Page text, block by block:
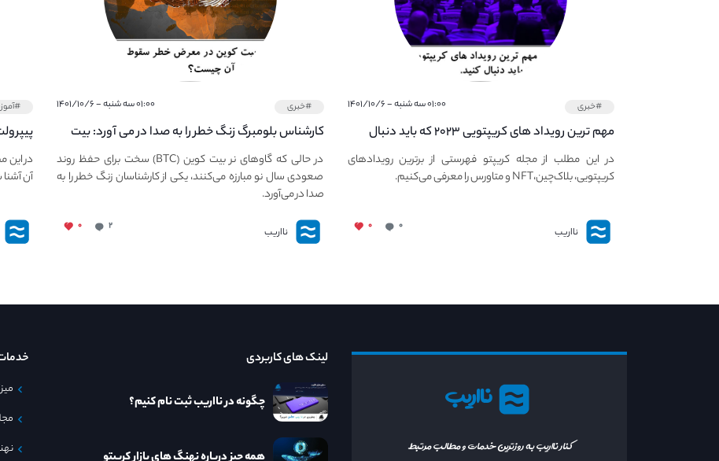
#خبری ۰۱:۰۰ سه شنبه - ۱۴۰۱/۱۰/۶
مهم ترین رویداد های کریپتویی ۲۰۲۳ که باید دنبال
کنید – معرفی بهترین رویداد های جهانی
در این مطلب از مجله کریپتو فهرستی از برترین رویدادهای
کریپتویی، بلاک‌چین،NFT و متاورس را معرفی می‌کنیم.
نااریب ۰ ۰
#خبری ۰۱:۰۰ سه شنبه - ۱۴۰۱/۱۰/۶
کارشناس بلومبرگ زنگ خطر را به صدا در می آورد: بیت
کوین در معرض خطر سقوط بزرگ است - دلیل آن
چیست؟
در حالی که گاوهای نر بیت کوین (BTC) سخت برای حفظ روند
صعودی سال نو مبارزه می‌کنند، یکی از کارشناسان زنگ خطر را به
صدا در می‌آورد.
نااریب ۲ ۰
در این
آن
نااریب
کنار نااریب به روزترین خدمات و مطالب مرتبط
لینک های کاربردی
چگونه در نااریب ثبت نام کنیم؟